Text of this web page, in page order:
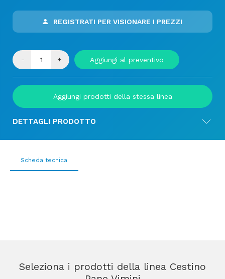
REGISTRATI PER VISIONARE I PREZZI
- + Aggiungi al preventivo
Aggiungi prodotti della stessa linea
DETTAGLI PRODOTTO
Scheda tecnica
Seleziona i prodotti della linea Cestino